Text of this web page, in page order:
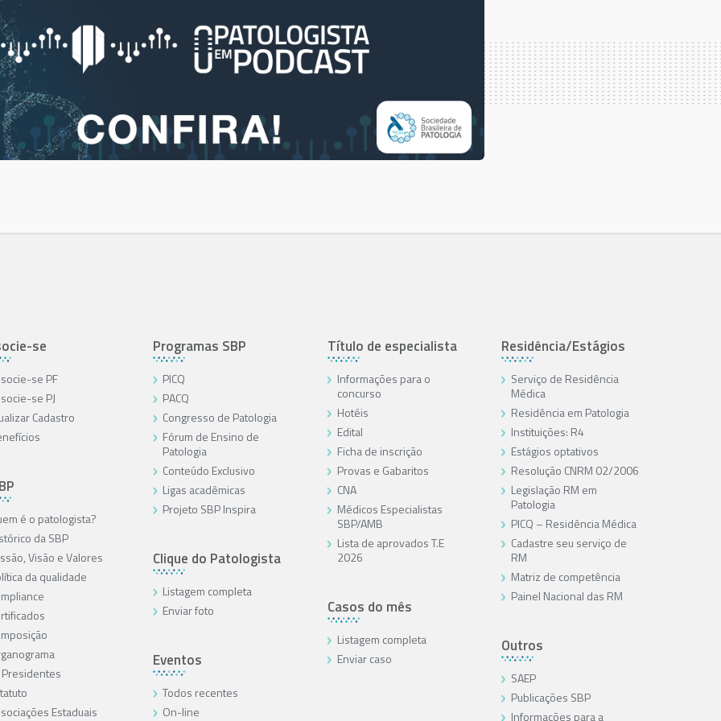
se
se PF
se PJ
Cadastro
é o patologista?
da SBP
Visão e Valores
da qualidade
Presidentes
Estaduais
Programas SBP
PICQ
PACQ
Congresso de Patologia
Fórum de Ensino de
Patologia
Conteúdo Exclusivo
Ligas acadêmicas
Projeto SBP Inspira
Clique do Patologista
Listagem completa
Enviar foto
Eventos
Todos recentes
On-line
Título de especialista
Informações para o
concurso
Hotéis
Edital
Ficha de inscrição
Provas e Gabaritos
CNA
Médicos Especialistas
SBP/AMB
Lista de aprovados T.E
2026
Casos do mês
Listagem completa
Enviar caso
Residência/Estágios
Serviço de Residência
Médica
Residência em Patologia
Instituições: R4
Estágios optativos
Resolução CNRM 02/2006
Legislação RM em
Patologia
PICQ – Residência Médica
Cadastre seu serviço de
RM
Matriz de competência
Painel Nacional das RM
Outros
SAEP
Publicações SBP
Informações para a